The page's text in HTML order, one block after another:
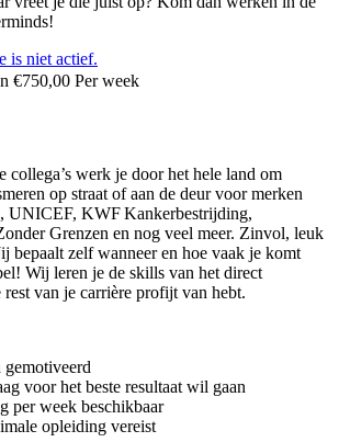
is niet actief.
€750,00 Per week
collega’s werk je door het hele land om
op straat of aan de deur voor merken
UNICEF, KWF Kankerbestrijding,
Grenzen en nog veel meer. Zinvol, leuk
bepaalt zelf wanneer en hoe vaak je komt
Wij leren je de skills van het direct
van je carrière profijt van hebt.
gemotiveerd
voor het beste resultaat wil gaan
per week beschikbaar
opleiding vereist